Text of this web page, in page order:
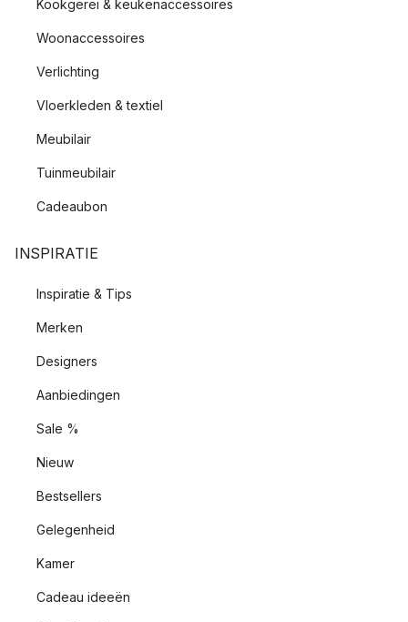
Kookgerei & keukenaccessoires
Woonaccessoires
Verlichting
Vloerkleden & textiel
Meubilair
Tuinmeubilair
Cadeaubon
INSPIRATIE
Inspiratie & Tips
Merken
Designers
Aanbiedingen
Sale %
Nieuw
Bestsellers
Gelegenheid
Kamer
Cadeau ideeën